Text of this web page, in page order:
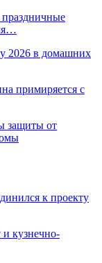
2026 в домашних
примиряется с
защиты от
к проекту
и кузнечно-